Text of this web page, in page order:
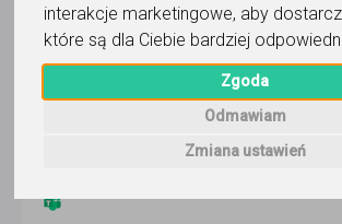
interakcje marketingowe, aby
które są dla Ciebie bardziej
Zgoda
Odmawiam
Zmiana ustawień
Adam Zadęcki
Wyślij wiadomość